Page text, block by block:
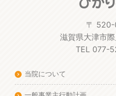
〒
滋賀県大津市
TEL 077-
当院について